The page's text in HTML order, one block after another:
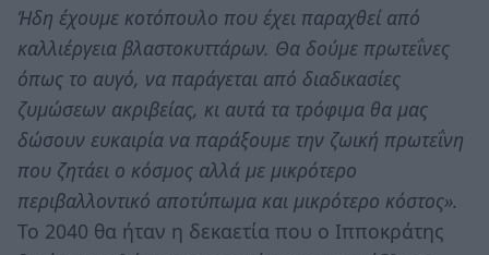
Ήδη έχουμε κοτόπουλο που έχει παραχθεί από
καλλιέργεια βλαστοκυττάρων. Θα δούμε πρωτεΐνες
όπως το αυγό, να παράγεται από διαδικασίες
ζυμώσεων ακριβείας, κι αυτά τα τρόφιμα θα μας
δώσουν ευκαιρία να παράξουμε την ζωική πρωτεΐνη
που ζητάει ο κόσμος αλλά με μικρότερο
περιβαλλοντικό αποτύπωμα και μικρότερο κόστος».
Το 2040 θα ήταν η δεκαετία που ο Ιπποκράτης